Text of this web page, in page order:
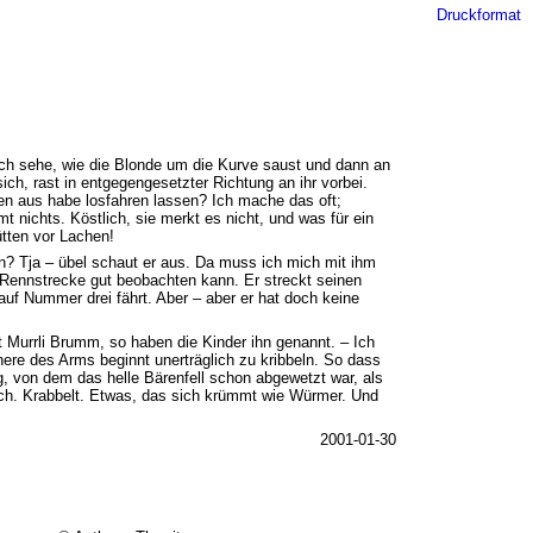
Druckformat
sehe, wie die Blonde um die Kurve saust und dann an
rast in entgegengesetzter Richtung an ihr vorbei.
aus habe losfahren lassen? Ich mache das oft;
nichts. Köstlich, sie merkt es nicht, und was für ein
vor Lachen!
Tja – übel schaut er aus. Da muss ich mich mit ihm
gut beobachten kann. Er streckt seinen
Nummer drei fährt. Aber – aber er hat doch keine
Brumm, so haben die Kinder ihn genannt. – Ich
des Arms beginnt unerträglich zu kribbeln. So dass
dem das helle Bärenfell schon abgewetzt war, als
Krabbelt. Etwas, das sich krümmt wie Würmer. Und
2001-01-30